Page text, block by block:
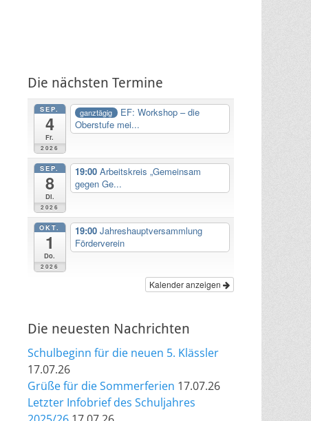
Die nächsten Termine
SEP.
4
Fr.
2026
ganztägig
EF: Workshop – die
Oberstufe mei...
SEP.
8
Di.
2026
19:00 Arbeitskreis „Gemeinsam
gegen Ge...
OKT.
1
Do.
2026
19:00 Jahreshauptversammlung
Förderverein
Kalender anzeigen
Die neuesten Nachrichten
Schulbeginn für die neuen 5. Klässler
17.07.26
Grüße für die Sommerferien 17.07.26
Letzter Infobrief des Schuljahres